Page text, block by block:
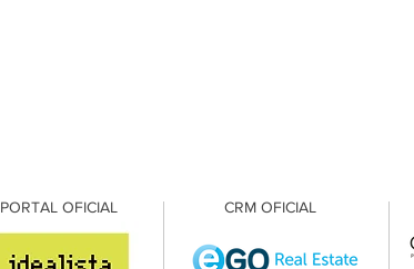
PORTAL OFICIAL CRM OFICIAL